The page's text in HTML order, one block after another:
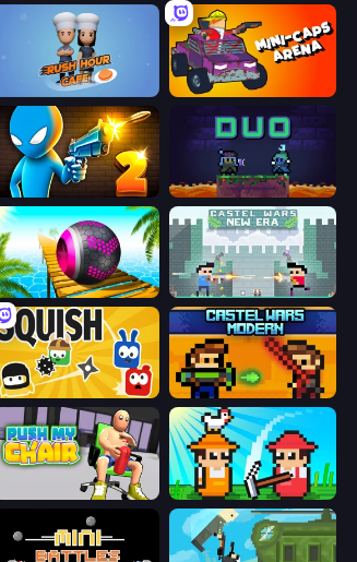
Rush Hour Cafe Mini-Caps: Arena
Drunken Duel 2 Duo
Rolling Balls Sea Race Castle Wars: New Era
Squish Castle Wars: Modern
Push My Chair Farmer Challenge Party